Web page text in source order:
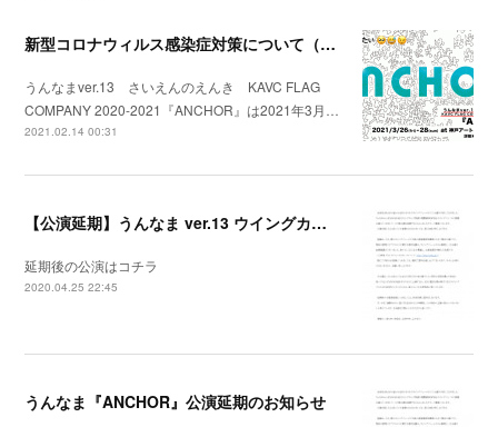
新型コロナウィルス感染症対策について（2021年3月25日 現在）
うんなまver.13 さいえんのえんき KAVC FLAG
COMPANY 2020-2021『ANCHOR』は2021年3月…
2021.02.14 00:31
【公演延期】うんなま ver.13 ウイングカップ再演大博覧會参加作品 『ANCHOR』
延期後の公演はコチラ
2020.04.25 22:45
うんなま『ANCHOR』公演延期のお知らせ